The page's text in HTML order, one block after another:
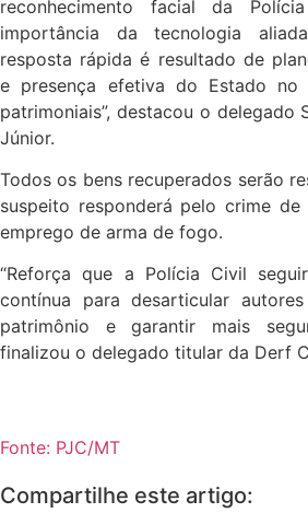
reconhecimento facial da
importância da tecnologia
resposta rápida é resultado de
e presença efetiva do Estado no
patrimoniais”, destacou o delegado
Júnior.
Todos os bens recuperados serão
suspeito responderá pelo crime
emprego de arma de fogo.
“Reforça que a Polícia Civil
contínua para desarticular
patrimônio e garantir mais
finalizou o delegado titular da Derf
Fonte: PJC/MT
Compartilhe este artigo: